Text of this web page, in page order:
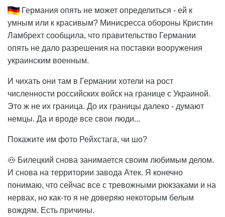
Германия опять не может определиться - ей к
умным или к красивым? Минисресса обороны Кристин
Ламбрехт сообщила, что правительство Германии
опять не дало разрешения на поставки вооружения
украинским военным.
И чихать они там в Германии хотели на рост
численности российских войск на границе с Украиной.
Это ж не их граница. До их границы далеко - думают
немцы. Да и вроде все свои люди...
Покажите им фото Рейхстага, чи шо?
🐽 Билецкий снова занимается своим любимым делом.
И снова на территории завода Атек. Я конечно
понимаю, что сейчас все с тревожными рюкзаками и на
нервах, но как-то я не доверяю некоторым белым
вождям. Есть причины.